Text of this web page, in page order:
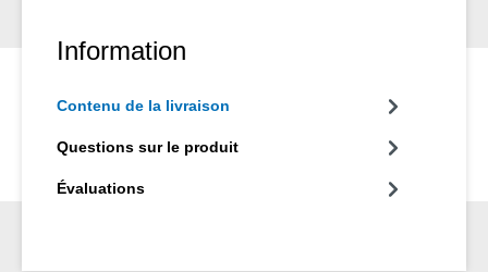
Information
Contenu de la livraison
Questions sur le produit
Évaluations